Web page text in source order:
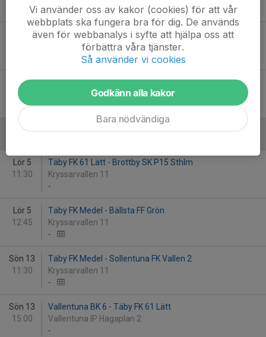
-
Lör 29
Ursvik IK Gul - Täby FK 61 Lätt
Ursviks IP 12
Sön 30
10:15
IFK Lidingö FK 5 Blå - Täby FK Medel
-
Lör 5
11:30
Täby FK 61 Lätt - Brottby SK P15 Sthlm
Kryssarvallen 11
-
Lör 5
12:45
Täby FK Medel - Bällsta FF Grön
Kryssarvallen 11
-
Sön 13
11:30
Täby FK Medel - Sollentuna FK Vallen 2
Kryssarvallen 11
-
Sön 13
15:00
Vallentuna BK 6 - Täby FK 61 Lätt
Vallentuna IP Hagaplan 2
-
Vi använder oss av kakor (cookies) för att vår
webbplats ska fungera bra för dig. De används
även för webbanalys i syfte att hjälpa oss att
förbättra våra tjänster.
Så använder vi cookies
Godkänn alla kakor
Bara nödvändiga